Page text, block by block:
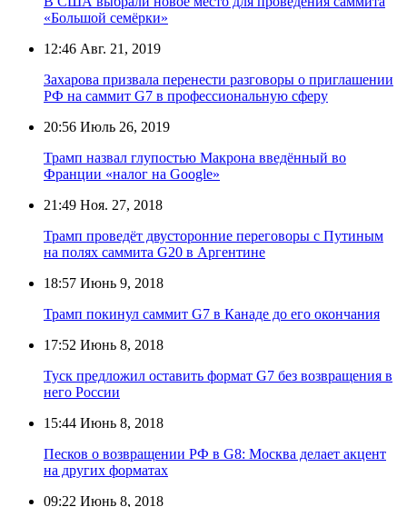
«Большой семёрки»
12:46 Авг. 21, 2019
Захарова призвала перенести разговоры о приглашении
РФ на саммит G7 в профессиональную сферу
20:56 Июль 26, 2019
Трамп назвал глупостью Макрона введённый во
Франции «налог на Google»
21:49 Ноя. 27, 2018
Трамп проведёт двусторонние переговоры с Путиным
на полях саммита G20 в Аргентине
18:57 Июнь 9, 2018
Трамп покинул саммит G7 в Канаде до его окончания
17:52 Июнь 8, 2018
Туск предложил оставить формат G7 без возвращения в
него России
15:44 Июнь 8, 2018
Песков о возвращении РФ в G8: Москва делает акцент
на других форматах
09:22 Июнь 8, 2018